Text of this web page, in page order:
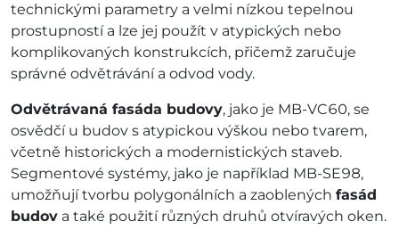
technickými parametry a velmi nízkou tepelnou
prostupností a lze jej použít v atypických nebo
komplikovaných konstrukcích, přičemž zaručuje
správné odvětrávání a odvod vody.
Odvětrávaná fasáda budovy, jako je MB-VC60, se
osvědčí u budov s atypickou výškou nebo tvarem,
včetně historických a modernistických staveb.
Segmentové systémy, jako je například MB-SE98,
umožňují tvorbu polygonálních a zaoblených fasád
budov a také použití různých druhů otvíravých oken.